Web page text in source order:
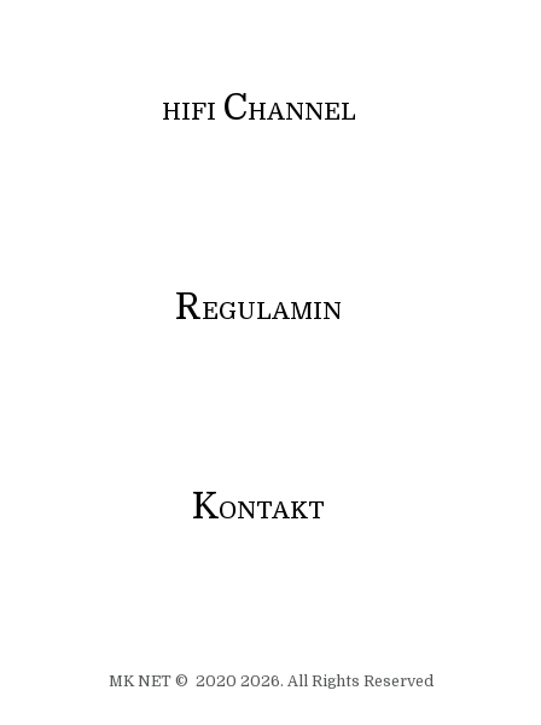
HIFI CHANNEL
REGULAMIN
KONTAKT
MK NET © 2020 2026. All Rights Reserved